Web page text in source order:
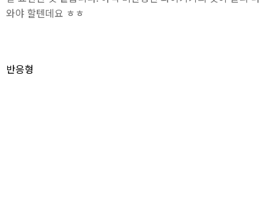
와야 할텐데요 ㅎㅎ
반응형